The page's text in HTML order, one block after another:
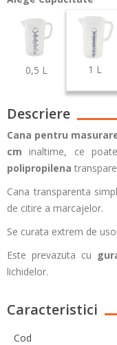
0,5 L 1 L
Descriere
Cana pentru
cm inaltime, ce
polipropilena
Cana transparenta
de citire a marcajelor.
Se curata extrem de
Este prevazuta cu
lichidelor.
Caracteristici
Cod